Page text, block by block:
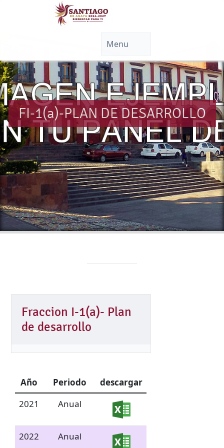
FI-1(a)-PLAN DE DESARROLLO
Fraccion I-1(a)- Plan
de desarrollo
Año Periodo
descargar
2021
Anual
2022 Anual